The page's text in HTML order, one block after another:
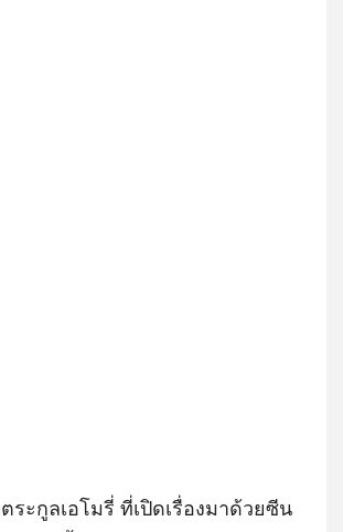
ระกูลเอโมรี่ ที่เปิดเรื่องมาด้วยซีน